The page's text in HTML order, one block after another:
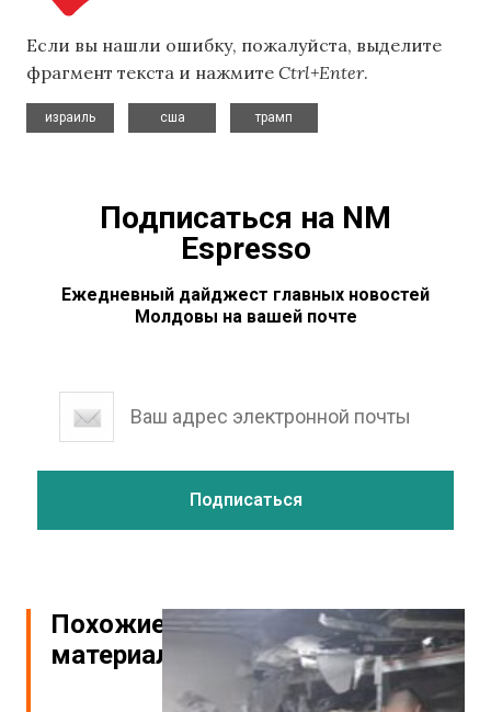
Если вы нашли ошибку, пожалуйста, выделите
фрагмент текста и нажмите Ctrl+Enter.
израиль
сша
трамп
Подписаться на NM
Espresso
Ежедневный дайджест главных новостей
Молдовы на вашей почте
Похожие
материалы